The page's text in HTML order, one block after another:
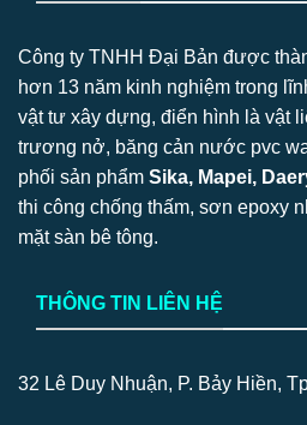
Công ty TNHH Đại Bản được
hơn 13 năm kinh nghiệm trong
vật tư xây dựng, điển hình là vật
trương nở, băng cản nước pvc
phối sản phẩm Sika, Mapei,
thi công chống thấm, sơn epoxy
mặt sàn bê tông.
THÔNG TIN LIÊN HỆ
32 Lê Duy Nhuận, P. Bảy Hiền,